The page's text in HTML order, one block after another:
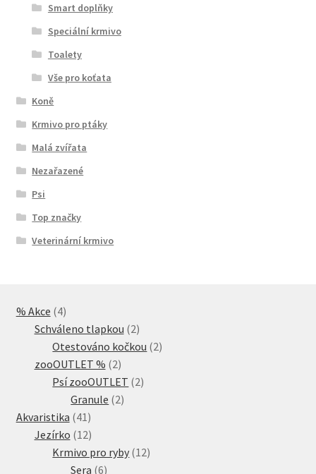
Smart doplňky
Speciální krmivo
Toalety
Vše pro koťata
Koně
Krmivo pro ptáky
Malá zvířata
Nezařazené
Psi
Top značky
Veterinární krmivo
% Akce 44
produkty
Schváleno tlapkou 22
produkty
Otestováno kočkou 22
zooOUTLET % 22
produkty
Psí zooOUTLET 22
Granule 22
Akvaristika 41 41
produktů
Jezírko 1212
produktů
Krmivo pro ryby 1212
Sera 66